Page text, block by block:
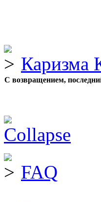
Каризма
С возвращением,
FAQ